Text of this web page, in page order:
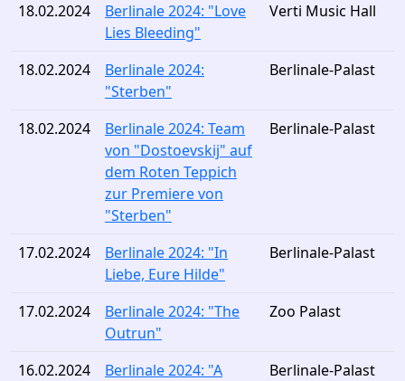
18.02.2024
Berlinale 2024: "Love
Lies Bleeding"
Verti Music Hall
18.02.2024
Berlinale 2024:
"Sterben"
Berlinale-Palast
18.02.2024
Berlinale 2024: Team
von "Dostoevskij" auf
dem Roten Teppich
zur Premiere von
"Sterben"
Berlinale-Palast
17.02.2024
Berlinale 2024: "In
Liebe, Eure Hilde"
Berlinale-Palast
17.02.2024
Berlinale 2024: "The
Outrun"
Zoo Palast
16.02.2024
Berlinale 2024: "A
Berlinale-Palast